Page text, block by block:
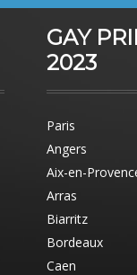
GAY
2023
Paris
Angers
Aix-en-
Arras
Biarritz
Bordeaux
Caen